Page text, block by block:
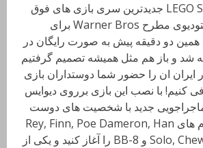
LEGO Star Wars: TFA جدیدترین سری بازی های فوق
العاده لگو از استودیوی مطرح Warner Bros برای
همین دو دقیقه پیش به صورت رایگان در
شد و باز هم مثل همیشه تصمیم گرفتیم
ایران ان را حضور شما دوستداران بازی
کنیم! با نصب این بازی برروی دیوایس
ماجراجویی جدید با شخصیت های دوست
داشتنی لگو با نام های Rey, Finn, Poe Dameron, Han
Solo, Chewbacca, C-3PO و BB-8 را آغاز کنید و یکی از